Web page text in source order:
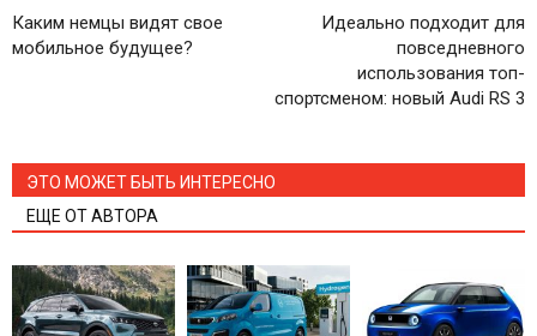
Каким немцы видят свое
мобильное будущее?
Идеально подходит для
повседневного
использования топ-
спортсменом: новый Audi RS 3
ЭТО МОЖЕТ БЫТЬ ИНТЕРЕСНО
ЕЩЕ ОТ АВТОРА